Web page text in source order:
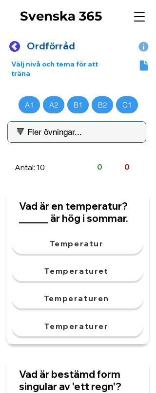
Svenska 365
Ordförråd
Välj nivå och tema för att
träna
A1 A2 B1 B2 C1
Antal: 10 0 0
Vad är en temperatur?
______ är hög i sommar.
Temperatur
Temperaturet
Temperaturen
Temperaturer
Vad är bestämd form
singular av 'ett regn'?